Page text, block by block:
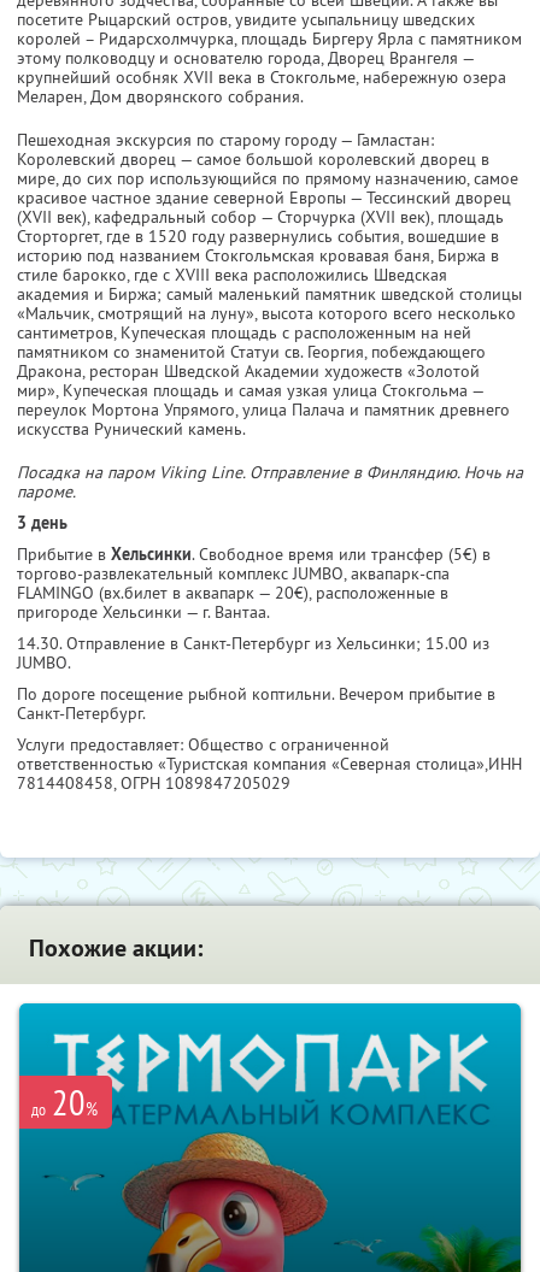
посетите Рыцарский остров, увидите усыпальницу шведских
королей – Ридарсхолмчурка, площадь Биргеру Ярла с памятником
этому полководцу и основателю города, Дворец Врангеля —
крупнейший особняк XVII века в Стокгольме, набережную озера
Меларен, Дом дворянского собрания.
Пешеходная экскурсия по старому городу — Гамластан:
Королевский дворец — самое большой королевский дворец в
мире, до сих пор использующийся по прямому назначению, самое
красивое частное здание северной Европы — Тессинский дворец
(XVII век), кафедральный собор — Сторчурка (XVII век), площадь
Сторторгет, где в 1520 году развернулись события, вошедшие в
историю под названием Стокгольмская кровавая баня, Биржа в
стиле барокко, где с XVIII века расположились Шведская
академия и Биржа; самый маленький памятник шведской столицы
«Мальчик, смотрящий на луну», высота которого всего несколько
сантиметров, Купеческая площадь с расположенным на ней
памятником со знаменитой Статуи св. Георгия, побеждающего
Дракона, ресторан Шведской Академии художеств «Золотой
мир», Купеческая площадь и самая узкая улица Стокгольма —
переулок Мортона Упрямого, улица Палача и памятник древнего
искусства Рунический камень.
Посадка на паром Viking Line. Отправление в Финляндию. Ночь на
пароме.
3 день
Прибытие в Хельсинки. Свободное время или трансфер (5€) в
торгово-развлекательный комплекс JUMBO, аквапарк-спа
FLAMINGO (вх.билет в аквапарк — 20€), расположенные в
пригороде Хельсинки — г. Вантаа.
14.30. Отправление в Санкт-Петербург из Хельсинки; 15.00 из
JUMBO.
По дороге посещение рыбной коптильни. Вечером прибытие в
Санкт-Петербург.
Услуги предоставляет: Общество с ограниченной
ответственностью «Туристская компания «Северная столица»,ИНН
7814408458, ОГРН 1089847205029
Похожие акции:
до 20%